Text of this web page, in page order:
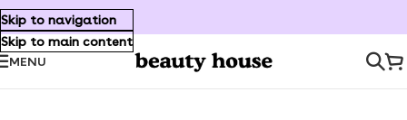
Skip to navigation
Skip to main content
MENU